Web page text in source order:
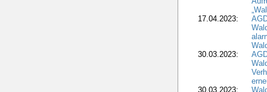
17.04.2023:
30.03.2023:
30.03.2023: